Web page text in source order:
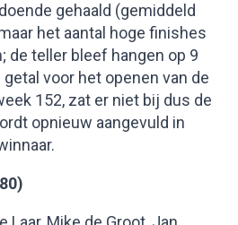
gehaald (gemiddeld
het aantal hoge finishes
de teller bleef hangen op 9
voor het openen van de
152, zat er niet bij dus de
opnieuw aangevuld in